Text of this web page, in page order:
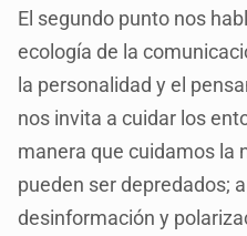
El segundo punto nos
ecología de la
la personalidad y el
nos invita a cuidar los
manera que cuidamos la
pueden ser depredados;
desinformación y